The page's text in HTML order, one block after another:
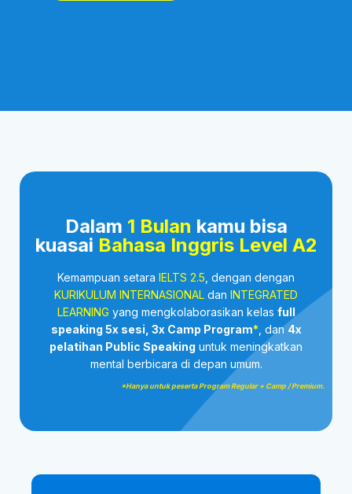
Dalam 1 Bulan kamu bisa
kuasai Bahasa Inggris Level A2
Kemampuan setara IELTS 2.5 , dengan dengan
KURIKULUM INTERNASIONAL dan INTEGRATED
LEARNING yang mengkolaborasikan kelas full
speaking 5x sesi, 3x Camp Program* , dan 4x
pelatihan Public Speaking untuk meningkatkan
mental berbicara di depan umum.
*Hanya untuk peserta Program Regular + Camp / Premium.